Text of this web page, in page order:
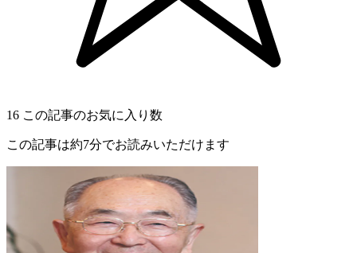
16 この記事のお気に入り数
この記事は約7分でお読みいただけます